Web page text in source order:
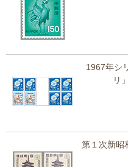
1967年シ
リ
第１次新昭